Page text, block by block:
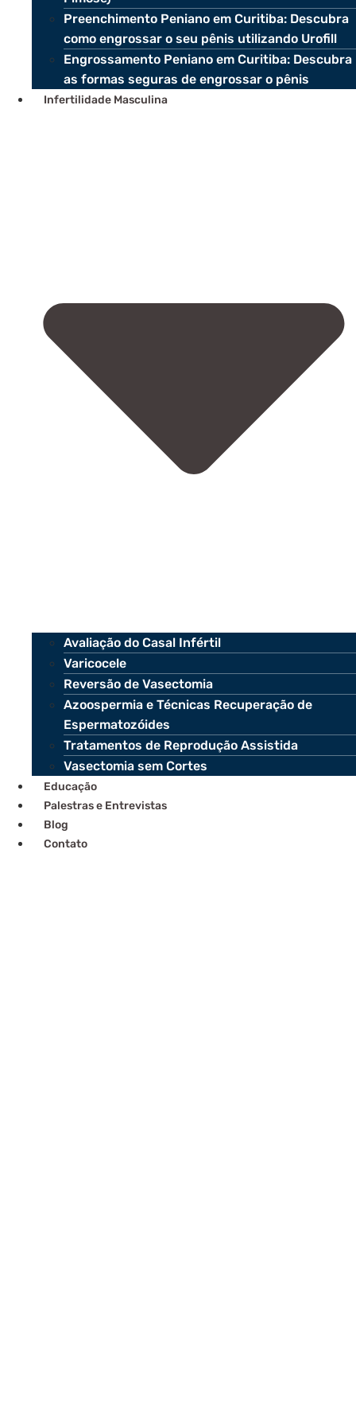
Preenchimento Peniano em Curitiba: Descubra
como engrossar o seu pênis utilizando Urofill
Engrossamento Peniano em Curitiba: Descubra
as formas seguras de engrossar o pênis
Infertilidade Masculina
Avaliação do Casal Infértil
Varicocele
Reversão de Vasectomia
Azoospermia e Técnicas Recuperação de
Espermatozóides
Tratamentos de Reprodução Assistida
Vasectomia sem Cortes
Educação
Palestras e Entrevistas
Blog
Contato